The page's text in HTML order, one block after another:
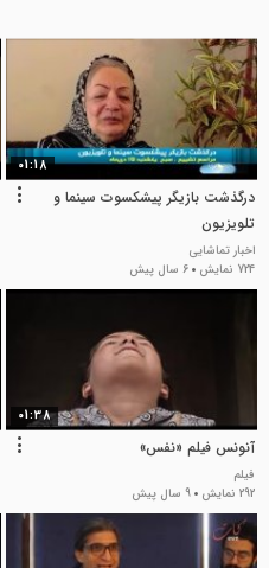
01:18
درگذشت بازیگر پیشکسوت سینما و
تلویزیون
اخبار تماشایی
724 نمایش
6 سال پیش
01:38
آنونس فیلم «نفس»
فیلم
292 نمایش
9 سال پیش